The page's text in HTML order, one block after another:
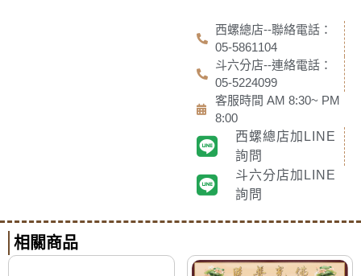
西螺總店--聯絡電話：
05-5861104
斗六分店--連絡電話：
05-5224099
客服時間 AM 8:30~ PM
8:00
西螺總店加LINE
詢問
斗六分店加LINE
詢問
相關商品